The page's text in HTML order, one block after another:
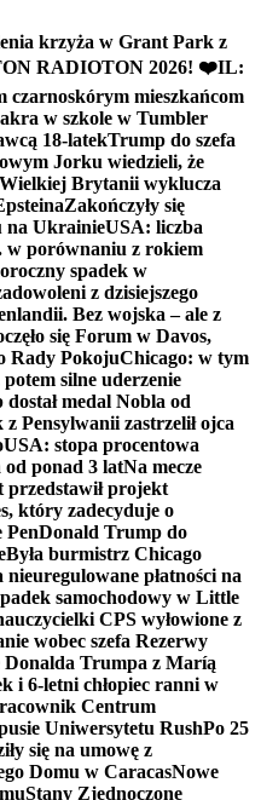
krzyża w Grant Park z
RADIOTON 2026! ❤️IL:
czarnoskórym mieszkańcom
w szkole w Tumbler
18-latekTrump do szefa
Jorku wiedzieli, że
Brytanii wyklucza
Zakończyły się
na UkrainieUSA: liczba
w porównaniu z rokiem
spadek w
z dzisiejszego
Bez wojska – ale z
się Forum w Davos,
Rady PokojuChicago: w tym
silne uderzenie
medal Nobla od
z Pensylwanii zastrzelił ojca
USA: stopa procentowa
ponad 3 latNa mecze
przedstawił projekt
który zadecyduje o
PenDonald Trump do
Była burmistrz Chicago
płatności na
samochodowy w Little
CPS wyłowione z
wobec szefa Rezerwy
Trumpa z Maríą
i 6-letni chłopiec ranni w
Centrum
Uniwersytetu RushPo 25
się na umowę z
Domu w CaracasNowe
Stany Zjednoczone